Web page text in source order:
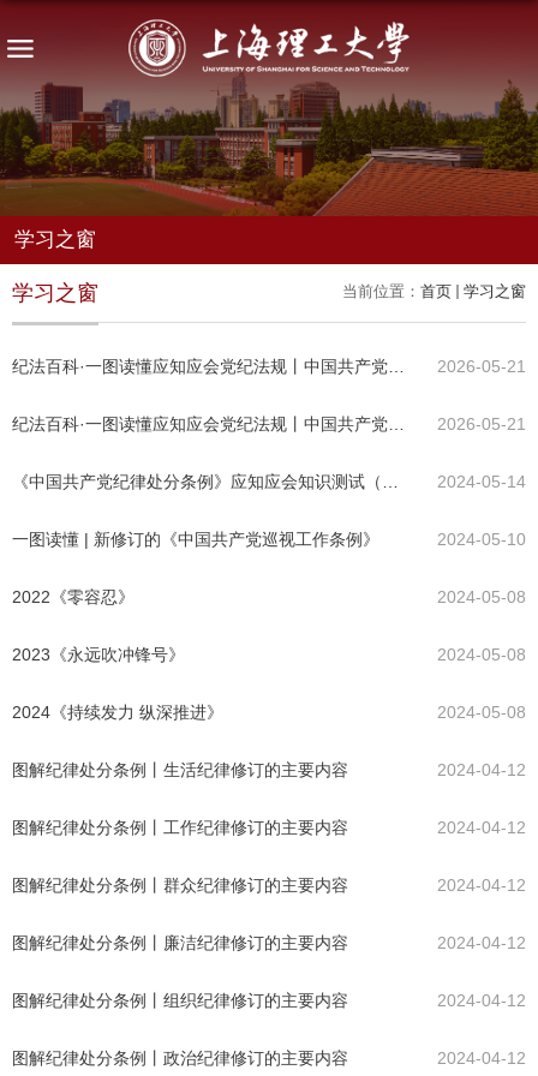
学习之窗
当前位置： 首页 学习之窗
学习之窗
2026-05-21
2026-05-21
2024-05-14
一图读懂 | 新修订的《中国共产党巡视工作条例》 2024-05-10
2022《零容忍》 2024-05-08
2023《永远吹冲锋号》 2024-05-08
2024《持续发力 纵深推进》 2024-05-08
图解纪律处分条例丨生活纪律修订的主要内容 2024-04-12
图解纪律处分条例丨工作纪律修订的主要内容 2024-04-12
图解纪律处分条例丨群众纪律修订的主要内容 2024-04-12
图解纪律处分条例丨廉洁纪律修订的主要内容 2024-04-12
图解纪律处分条例丨组织纪律修订的主要内容 2024-04-12
图解纪律处分条例丨政治纪律修订的主要内容 2024-04-12